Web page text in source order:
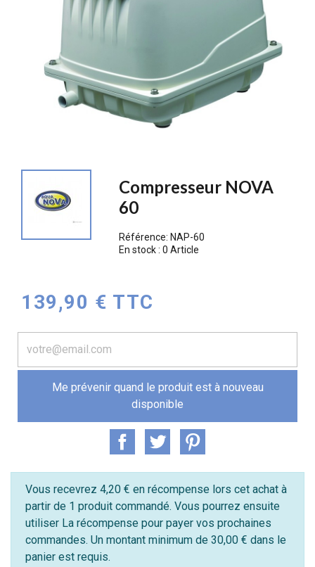
Compresseur NOVA
60
Référence:NAP-60
En stock :0 Article
139,90 € TTC
Me prévenir quand le produit est à nouveau
disponible
Vous recevrez 4,20 € en récompense lors cet achat à
partir de 1 produit commandé. Vous pourrez ensuite
utiliser La récompense pour payer vos prochaines
commandes. Un montant minimum de 30,00 € dans le
panier est requis.